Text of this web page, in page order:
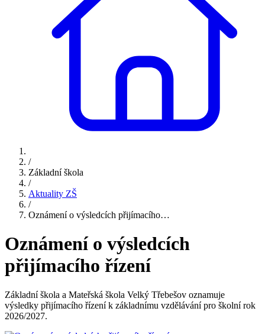
/
Základní škola
/
Aktuality ZŠ
/
Oznámení o výsledcích přijímacího…
Oznámení o výsledcích
přijímacího řízení
Základní škola a Mateřská škola Velký Třebešov oznamuje
výsledky přijímacího řízení k základnímu vzdělávání pro školní rok
2026/2027.